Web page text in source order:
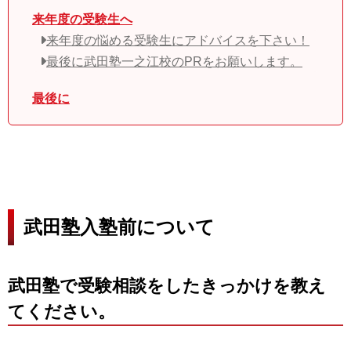
来年度の受験生へ
来年度の悩める受験生にアドバイスを下さい！
最後に武田塾一之江校のPRをお願いします。
最後に
武田塾入塾前について
武田塾で受験相談をしたきっかけを教え
てください。